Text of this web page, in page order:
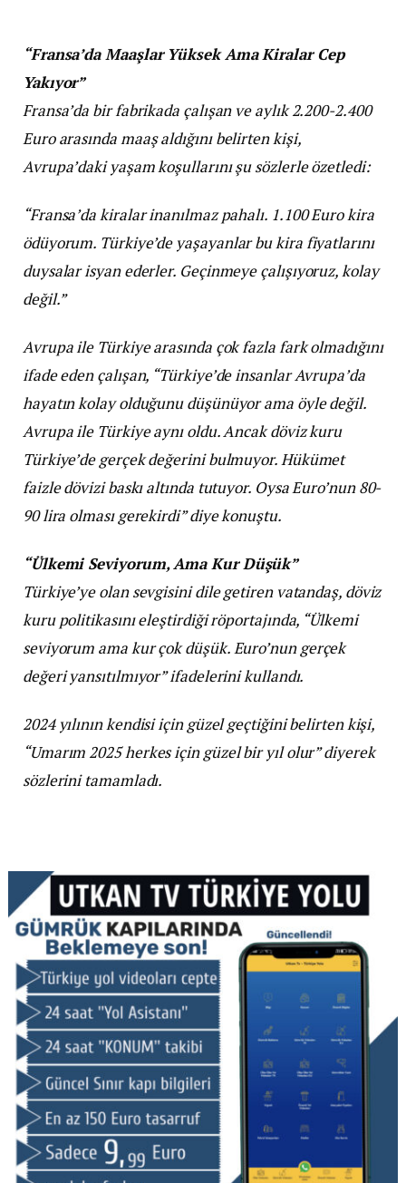
“Fransa’da Maaşlar Yüksek Ama Kiralar Cep
Yakıyor”
Fransa’da bir fabrikada çalışan ve aylık 2.200-2.400
Euro arasında maaş aldığını belirten kişi,
Avrupa’daki yaşam koşullarını şu sözlerle özetledi:
“Fransa’da kiralar inanılmaz pahalı. 1.100 Euro kira
ödüyorum. Türkiye’de yaşayanlar bu kira fiyatlarını
duysalar isyan ederler. Geçinmeye çalışıyoruz, kolay
değil.”
Avrupa ile Türkiye arasında çok fazla fark olmadığını
ifade eden çalışan, “Türkiye’de insanlar Avrupa’da
hayatın kolay olduğunu düşünüyor ama öyle değil.
Avrupa ile Türkiye aynı oldu. Ancak döviz kuru
Türkiye’de gerçek değerini bulmuyor. Hükümet
faizle dövizi baskı altında tutuyor. Oysa Euro’nun 80-
90 lira olması gerekirdi” diye konuştu.
“Ülkemi Seviyorum, Ama Kur Düşük”
Türkiye’ye olan sevgisini dile getiren vatandaş, döviz
kuru politikasını eleştirdiği röportajında, “Ülkemi
seviyorum ama kur çok düşük. Euro’nun gerçek
değeri yansıtılmıyor” ifadelerini kullandı.
2024 yılının kendisi için güzel geçtiğini belirten kişi,
“Umarım 2025 herkes için güzel bir yıl olur” diyerek
sözlerini tamamladı.